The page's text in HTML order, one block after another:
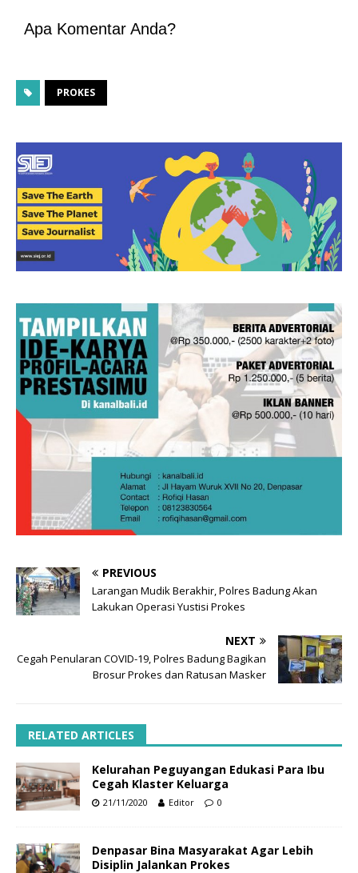
Apa Komentar Anda?
PROKES
PREVIOUS
Larangan Mudik Berakhir, Polres Badung Akan
Lakukan Operasi Yustisi Prokes
NEXT
Cegah Penularan COVID-19, Polres Badung Bagikan
Brosur Prokes dan Ratusan Masker
RELATED ARTICLES
Kelurahan Peguyangan Edukasi Para Ibu
Cegah Klaster Keluarga
21/11/2020 Editor 0
Denpasar Bina Masyarakat Agar Lebih
Disiplin Jalankan Prokes